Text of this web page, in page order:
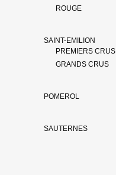
ROUGE
SAINT-EMILION
PREMIERS CRUS
GRANDS CRUS
POMEROL
SAUTERNES